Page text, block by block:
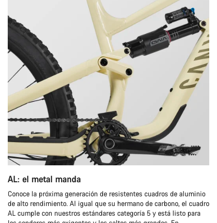
AL: el metal manda
Conoce la próxima generación de resistentes cuadros de aluminio
de alto rendimiento. Al igual que su hermano de carbono, el cuadro
AL cumple con nuestros estándares categoría 5 y está listo para